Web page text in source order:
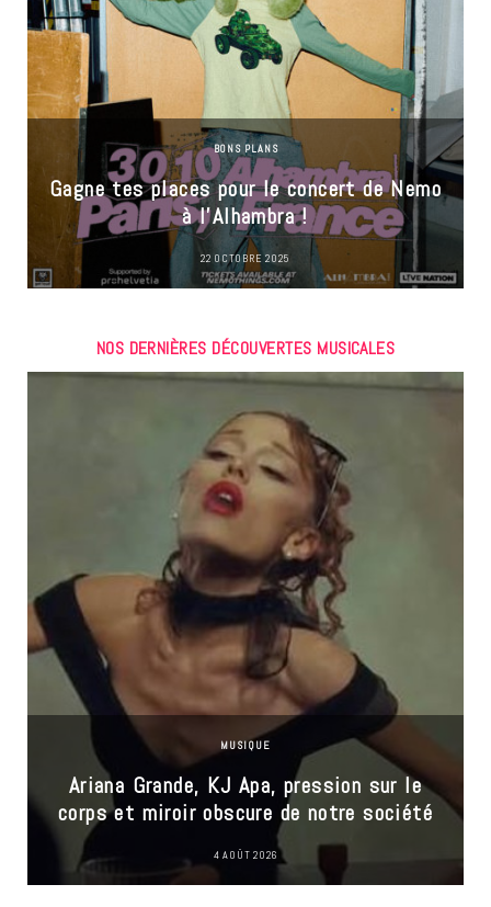
BONS PLANS
Gagne tes places pour le concert de Nemo
à l’Alhambra !
22 OCTOBRE 2025
NOS DERNIÈRES DÉCOUVERTES MUSICALES
MUSIQUE
Ariana Grande, KJ Apa, pression sur le
corps et miroir obscure de notre société
4 AOÛT 2026